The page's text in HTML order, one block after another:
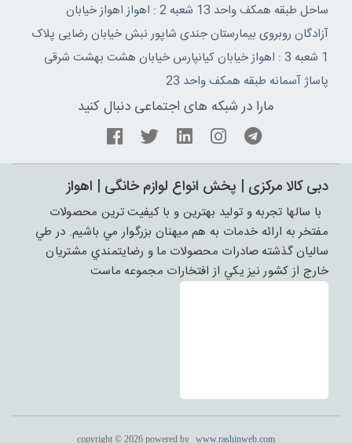
ساحل طبقه همکف واحد 13 شعبه 2 : اهواز اهواز خیابان
آزادگان روبروی بیمارستان جندی شاپور نبش خیابان رضایی پلاک
1 شعبه 3 : اهواز خیابان کیانپارس خیابان هشت بهشت شرقی
پاساژ آسمانه طبقه همکف واحد 23
مارا در شبکه های اجتماعی دنبال کنید
دبی کالا مرکزی | پخش انواع لوازم خانگی | اهواز
با سالها تجربه و توليد بهترين و با کيفيت ترين محصولات
مفتخر به ارائه خدمات به هم ميهنان بزرگوار مي باشيم. در طي
ساليان گذشته صادرات محصولات ما و رضايتمندي مشتريان
خارج از کشور نيز يکي از افتخارات مجموعه ماست
copyright © 2026 powered by www.rashinweb.com